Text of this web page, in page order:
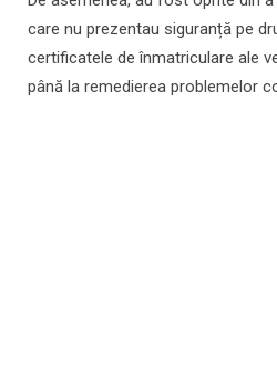
care nu prezentau siguranță pe
certificatele de înmatriculare ale
până la remedierea problemelor